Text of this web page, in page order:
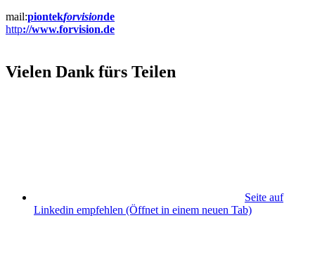
mail:piontekforvisionde
http://www.forvision.de
Vielen Dank fürs Teilen
Seite auf
Linkedin empfehlen (Öffnet in einem neuen Tab)